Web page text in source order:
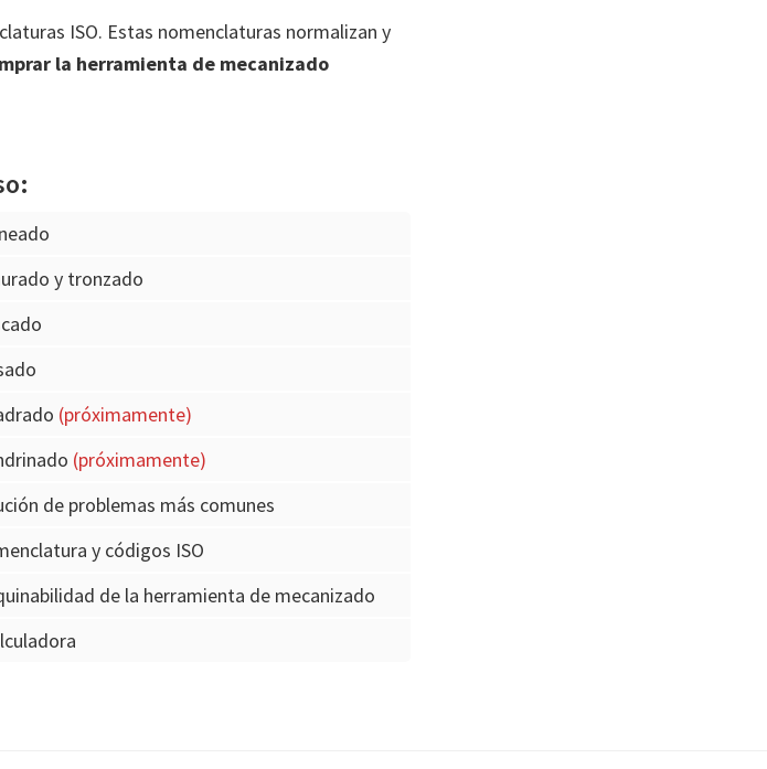
ISO. Estas nomenclaturas normalizan y
la herramienta de mecanizado
y tronzado
(próximamente)
(próximamente)
de problemas más comunes
y códigos ISO
de la herramienta de mecanizado